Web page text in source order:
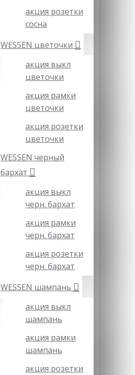
акция розетки
сосна
WESSEN цветочки
акция выкл
цветочки
акция рамки
цветочки
акция розетки
цветочки
WESSEN черный
бархат
акция выкл
черн. бархат
акция рамки
черн. бархат
акция розетки
черн. бархат
WESSEN шампань
акция выкл
шампань
акция рамки
шампань
акция розетки